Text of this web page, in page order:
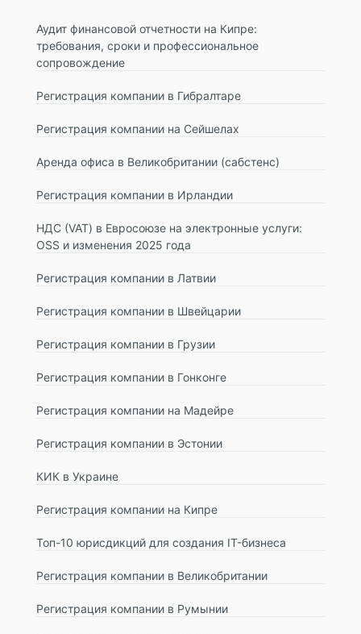
Аудит финансовой отчетности на Кипре:
требования, сроки и профессиональное
сопровождение
Регистрация компании в Гибралтаре
Регистрация компании на Сейшелах
Аренда офиса в Великобритании (сабстенс)
Регистрация компании в Ирландии
НДС (VAT) в Евросоюзе на электронные услуги:
OSS и изменения 2025 года
Регистрация компании в Латвии
Регистрация компании в Швейцарии
Регистрация компании в Грузии
Регистрация компании в Гонконге
Регистрация компании на Мадейре
Регистрация компании в Эстонии
КИК в Украине
Регистрация компании на Кипре
Топ-10 юрисдикций для создания IT-бизнеса
Регистрация компании в Великобритании
Регистрация компании в Румынии